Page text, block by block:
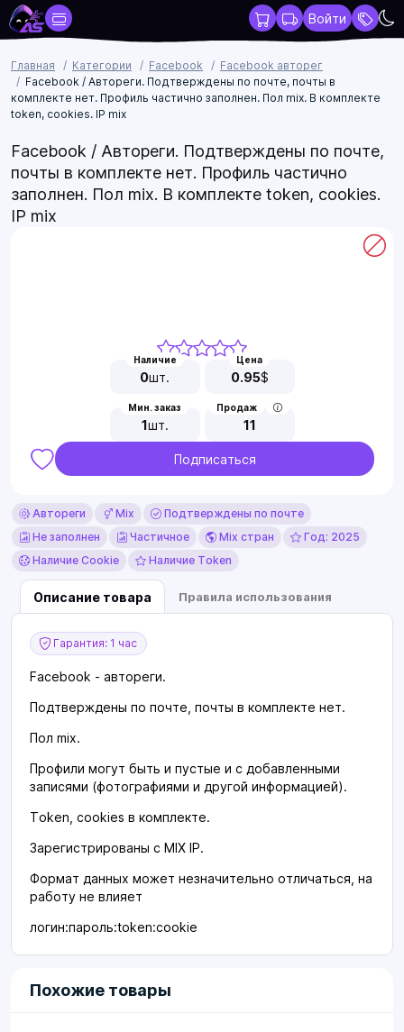
Войти
Главная Категории Facebook
Facebook авторег
Facebook / Автореги. Подтверждены по почте, почты в
комплекте нет. Профиль частично заполнен. Пол mix. В комплекте
token, cookies. IP mix
Facebook / Автореги. Подтверждены по почте,
почты в комплекте нет. Профиль частично
заполнен. Пол mix. В комплекте token, cookies.
IP mix
Наличие
0шт.
Цена
0.95$
Мин. заказ
1шт.
Продаж
11
Подписаться
Автореги Mix
Подтверждены по почте
Не заполнен
Частичное Mix стран
Год: 2025
Наличие Cookie
Наличие Token
Описание товара Правила использования
Гарантия: 1 час
Facebook - автореги.
Подтверждены по почте, почты в комплекте нет.
Пол mix.
Профили могут быть и пустые и с добавленными
записями (фотографиями и другой информацией).
Token, cookies в комплекте.
Зарегистрированы с MIX IP.
Формат данных может незначительно отличаться, на
работу не влияет
логин:пароль:token:cookie
Похожие товары